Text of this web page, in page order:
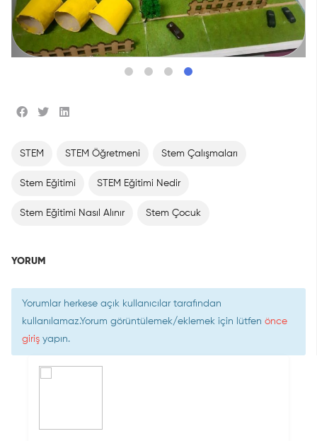
STEM STEM Öğretmeni Stem Çalışmaları
Stem Eğitimi STEM Eğitimi Nedir
Stem Eğitimi Nasıl Alınır Stem Çocuk
YORUM
Yorumlar herkese açık kullanıcılar tarafından
kullanılamaz.Yorum görüntülemek/eklemek için lütfen önce
giriş yapın.